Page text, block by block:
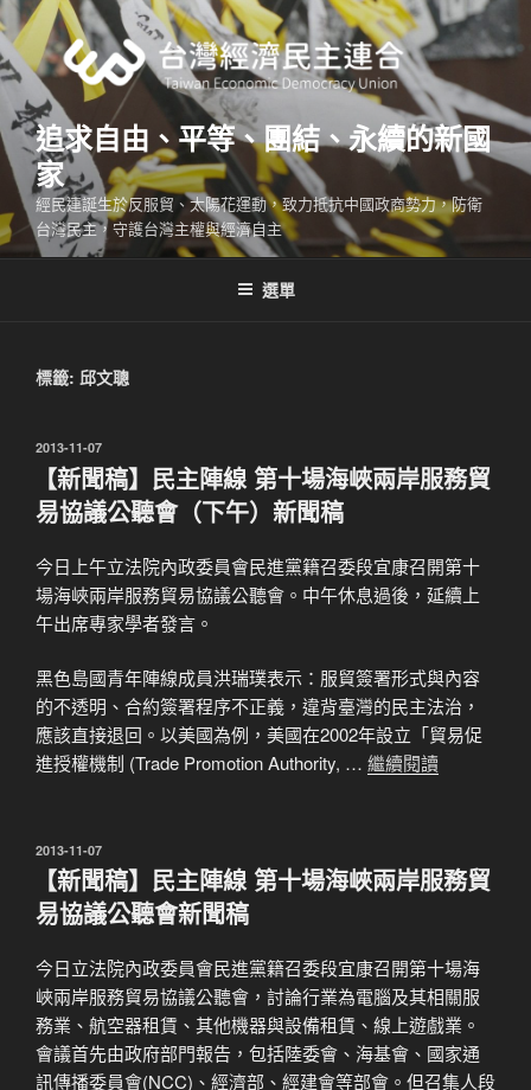
跳
至
主
內
容
追求自由、平等、團結、永續的新國
家
經民連誕生於反服貿、太陽花運動，致力抵抗中國政商勢力，防衛
台灣民主，守護台灣主權與經濟自主
選單
標籤: 邱文聰
發
2013-11-07
【新聞稿】民主陣線 第十場海峽兩岸服務貿
易協議公聽會（下午）新聞稿
今日上午立法院內政委員會民進黨籍召委段宜康召開第十
場海峽兩岸服務貿易協議公聽會。中午休息過後，延續上
午出席專家學者發言。
黑色島國青年陣線成員洪瑞璞表示：服貿簽署形式與內容
的不透明、合約簽署程序不正義，違背臺灣的民主法治，
應該直接退回。以美國為例，美國在2002年設立「貿易促
進授權機制 (Trade Promotion Authority, … 繼續閱讀
發
2013-11-07
【新聞稿】民主陣線 第十場海峽兩岸服務貿
易協議公聽會新聞稿
今日立法院內政委員會民進黨籍召委段宜康召開第十場海
峽兩岸服務貿易協議公聽會，討論行業為電腦及其相關服
務業、航空器租賃、其他機器與設備租賃、線上遊戲業。
會議首先由政府部門報告，包括陸委會、海基會、國家通
訊傳播委員會(NCC)、經濟部、經建會等部會。但召集人段